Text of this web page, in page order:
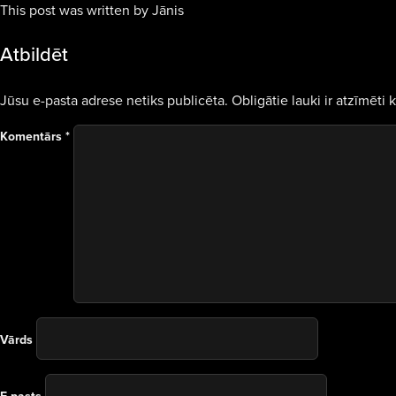
This post was written by Jānis
Atbildēt
Jūsu e-pasta adrese netiks publicēta. Obligātie lauki ir atzīmēti
Komentārs *
Vārds